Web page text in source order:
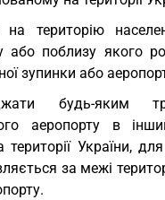
територію
або поблизу якого
зупинки або
будь-яким
аеропорту в
України,
за межі